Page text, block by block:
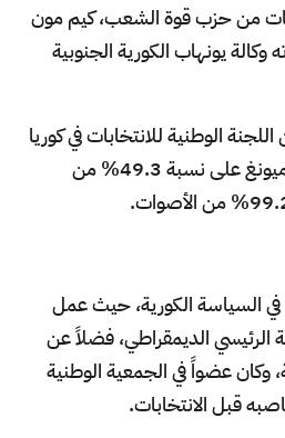
من حزب قوة الشعب، كيم مون
وكالة يونهاب الكورية الجنوبية
الوطنية للانتخابات في كوريا
الجنوبية حصول لي جاي ميونغ على نسبة 49.3% من
السياسة الكورية، حيث عمل
الرئيسي الديمقراطي، فضلاً عن
عضواً في الجمعية الوطنية
قبل الانتخابات.